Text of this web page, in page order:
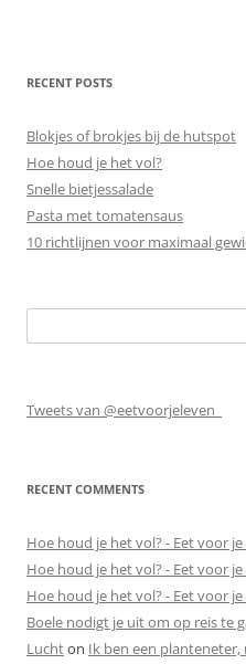
RECENT POSTS
Blokjes of brokjes bij de hutspot
Hoe houd je het vol?
Snelle bietjessalade
Pasta met tomatensaus
10 richtlijnen voor maximaal
for:
Tweets van @eetvoorjeleven_
RECENT COMMENTS
Hoe houd je het vol? - Eet voor je
Hoe houd je het vol? - Eet voor je
Hoe houd je het vol? - Eet voor je
Boele nodigt je uit om op reis te
Luchton Ik ben een planteneter,